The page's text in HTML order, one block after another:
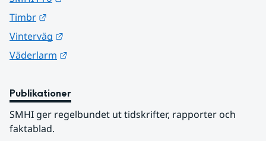
Timbr
Vinterväg
Väderlarm
Publikationer
SMHI ger regelbundet ut tidskrifter, rapporter och
faktablad.